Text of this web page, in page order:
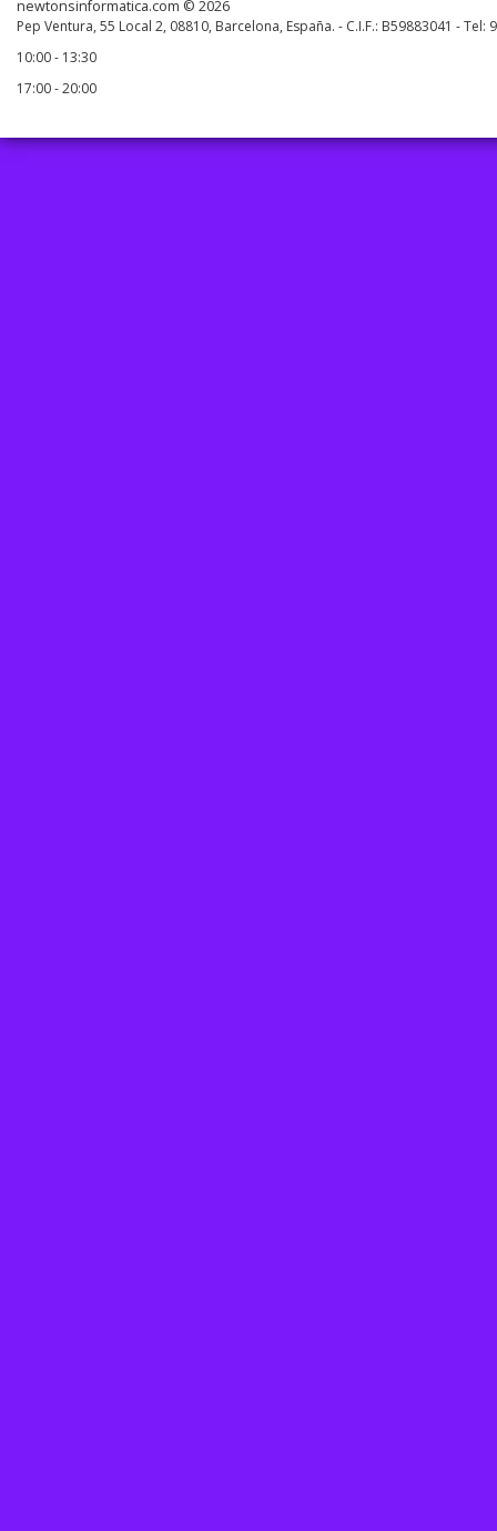
newtonsinformatica.com © 2026
Pep Ventura, 55 Local 2, 08810, Barcelona, España. - C.I.F.: B59883041 - Tel:
10:00 - 13:30
17:00 - 20:00